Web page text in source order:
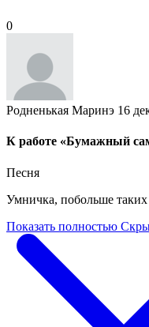
0
Родненькая Маринэ 16
К работе «Бумажный
Песня
Умничка, побольше
Показать полностью